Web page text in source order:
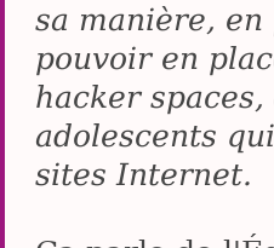
sa manière,
pouvoir en
hacker
adolescents
sites Internet.